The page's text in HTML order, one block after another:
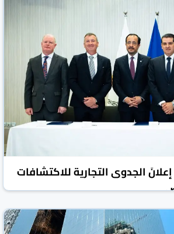
الجدوى التجارية للاكتشافات
30 حزيران/يونيو 2026